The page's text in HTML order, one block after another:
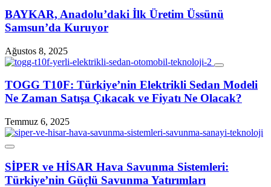
BAYKAR, Anadolu’daki İlk Üretim Üssünü
Samsun’da Kuruyor
Ağustos 8, 2025
TOGG T10F: Türkiye’nin Elektrikli Sedan Modeli
Ne Zaman Satışa Çıkacak ve Fiyatı Ne Olacak?
Temmuz 6, 2025
SİPER ve HİSAR Hava Savunma Sistemleri:
Türkiye’nin Güçlü Savunma Yatırımları